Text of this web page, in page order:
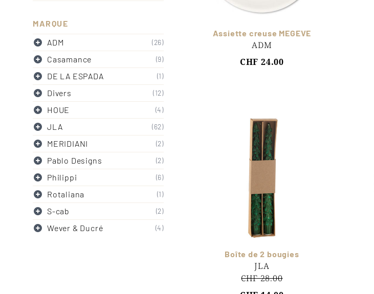
MARQUE
ADM
(26)
Casamance (9)
DE LA ESPADA (1)
Divers (12)
HOUE (4)
JLA (62)
MERIDIANI (2)
Pablo Designs (2)
Philippi (6)
Rotaliana (1)
S-cab (2)
Wever & Ducré (4)
Assiette creuse MEGEVE
ADM
CHF 24.00
Boîte de 2 bougies
JLA
CHF 28.00